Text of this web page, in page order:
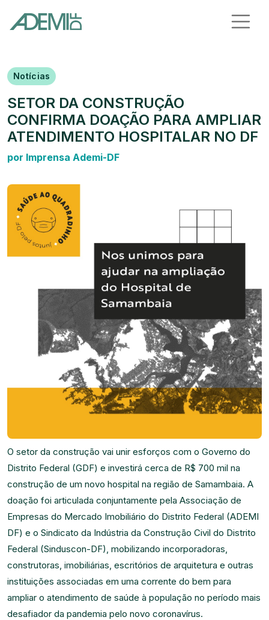
Notícias
SETOR DA CONSTRUÇÃO
CONFIRMA DOAÇÃO PARA AMPLIAR
ATENDIMENTO HOSPITALAR NO DF
por Imprensa Ademi-DF
O setor da construção vai unir esforços com o Governo do
Distrito Federal (GDF) e investirá cerca de R$ 700 mil na
construção de um novo hospital na região de Samambaia. A
doação foi articulada conjuntamente pela Associação de
Empresas do Mercado Imobiliário do Distrito Federal (ADEMI
DF) e o Sindicato da Indústria da Construção Civil do Distrito
Federal (Sinduscon-DF), mobilizando incorporadoras,
construtoras, imobiliárias, escritórios de arquitetura e outras
instituições associadas em uma corrente do bem para
ampliar o atendimento de saúde à população no período mais
desafiador da pandemia pelo novo coronavírus.